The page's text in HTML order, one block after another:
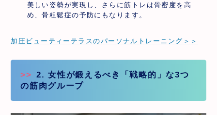
美しい姿勢が実現し、さらに筋トレは骨密度を高
め、骨粗鬆症の予防にもなります。
加圧ビューティーテラスのパーソナルトレーニング＞＞
2. 女性が鍛えるべき「戦略的」な3つ
の筋肉グループ